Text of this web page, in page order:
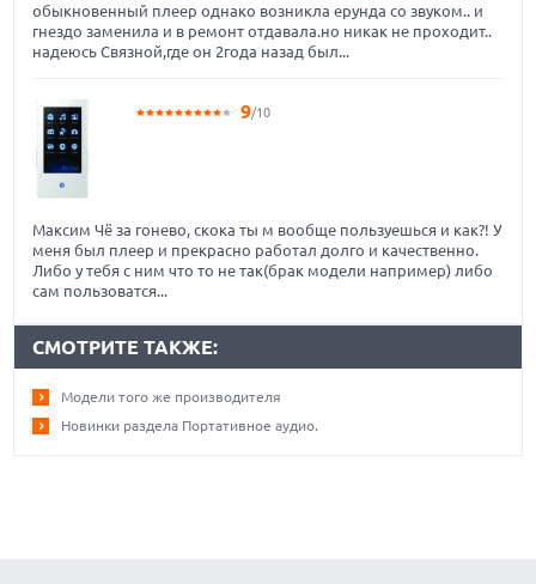
обыкновенный плеер однако возникла ерунда со звуком.. и
гнездо заменила и в ремонт отдавала.но никак не проходит..
надеюсь Связной,где он 2года назад был...
9/10
Максим Чё за гонево, скока ты м вообще пользуешься и как?! У
меня был плеер и прекрасно работал долго и качественно.
Либо у тебя с ним что то не так(брак модели например) либо
сам пользоватся...
СМОТРИТЕ ТАКЖЕ:
Модели того же производителя
Новинки раздела Портативное аудио.